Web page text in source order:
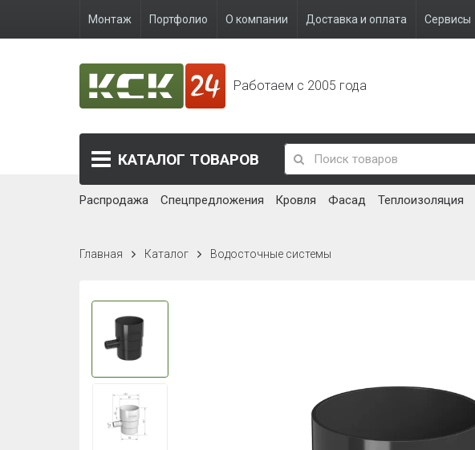
Монтаж Портфолио О компании Доставка и оплата Сервисы
Работаем с 2005 года
КАТАЛОГ ТОВАРОВ
Распродажа Спецпредложения Кровля Фасад Теплоизоляция
Главная Каталог Водосточные системы